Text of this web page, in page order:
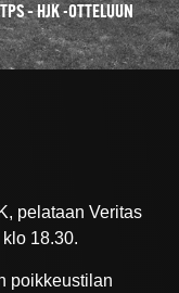
– HJK -OTTELUUN
pelataan Veritas
18.30.
poikkeustilan